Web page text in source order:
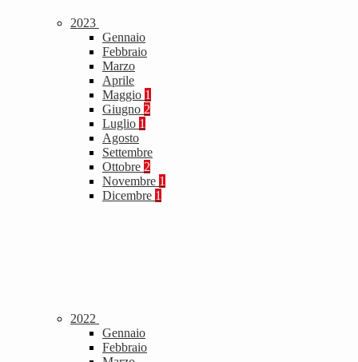
2023
Gennaio
Febbraio
Marzo
Aprile
Maggio 1
Giugno 2
Luglio 1
Agosto
Settembre
Ottobre 2
Novembre 1
Dicembre 1
2022
Gennaio
Febbraio